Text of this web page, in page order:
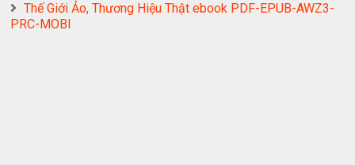
Thế Giới Ảo, Thương Hiệu Thật ebook PDF-EPUB-AWZ3-
PRC-MOBI